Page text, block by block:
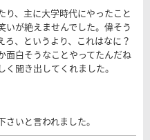
り、主に大学時代にやったこと
いが絶えませんでした。偉そう
ろ、というより、これはなに？
面白そうなことやってたんだね
く聞き出してくれました。
いと言われました。